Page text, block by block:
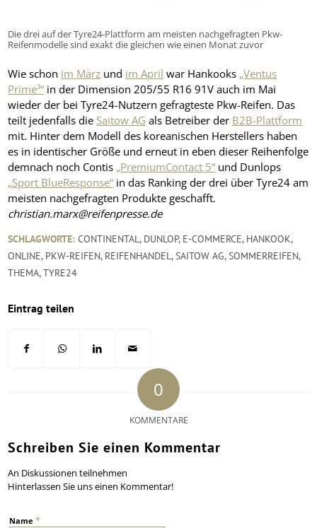
Die drei auf der Tyre24-Plattform am meisten nachgefragten Pkw-
Reifenmodelle sind exakt die gleichen wie einen Monat zuvor
Wie schon im März und im April war Hankooks „Ventus
Prime³“ in der Dimension 205/55 R16 91V auch im Mai
wieder der bei Tyre24-Nutzern gefragteste Pkw-Reifen. Das
teilt jedenfalls die Saitow AG als Betreiber der B2B-Plattform
mit. Hinter dem Modell des koreanischen Herstellers haben
es in identischer Größe und erneut in eben dieser Reihenfolge
demnach noch Contis „PremiumContact 5“ und Dunlops
„Sport BlueResponse“ in das Ranking der drei über Tyre24 am
meisten nachgefragten Produkte geschafft.
christian.marx@reifenpresse.de
SCHLAGWORTE: CONTINENTAL, DUNLOP, E-COMMERCE, HANKOOK,
ONLINE, PKW-REIFEN, REIFENHANDEL,SAITOW AG,SOMMERREIFEN,
THEMA,TYRE24
Eintrag teilen
0
KOMMENTARE
Schreiben Sie einen Kommentar
An Diskussionen teilnehmen
Hinterlassen Sie uns einen Kommentar!
Name*